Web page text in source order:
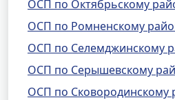
ОСП по Октябрьскому
ОСП по Ромненскому
ОСП по Селемджинскому
ОСП по Серышевскому
ОСП по Сковородинскому